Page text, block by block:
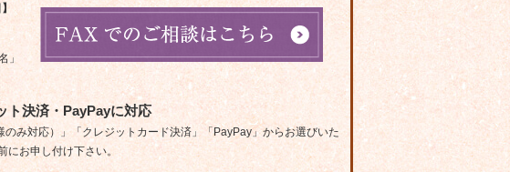
」
ト決済・PayPayに対応
み対応）」「クレジットカード決済」「PayPay」からお選びいた
にお申し付け下さい。